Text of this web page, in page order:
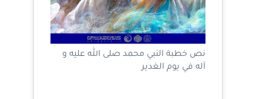
نص خطبة النبي محمد صلى الله عليه و
آله في يوم الغدير